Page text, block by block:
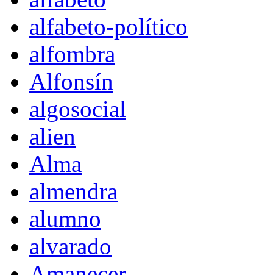
alfabeto-político
alfombra
Alfonsín
algosocial
alien
Alma
almendra
alumno
alvarado